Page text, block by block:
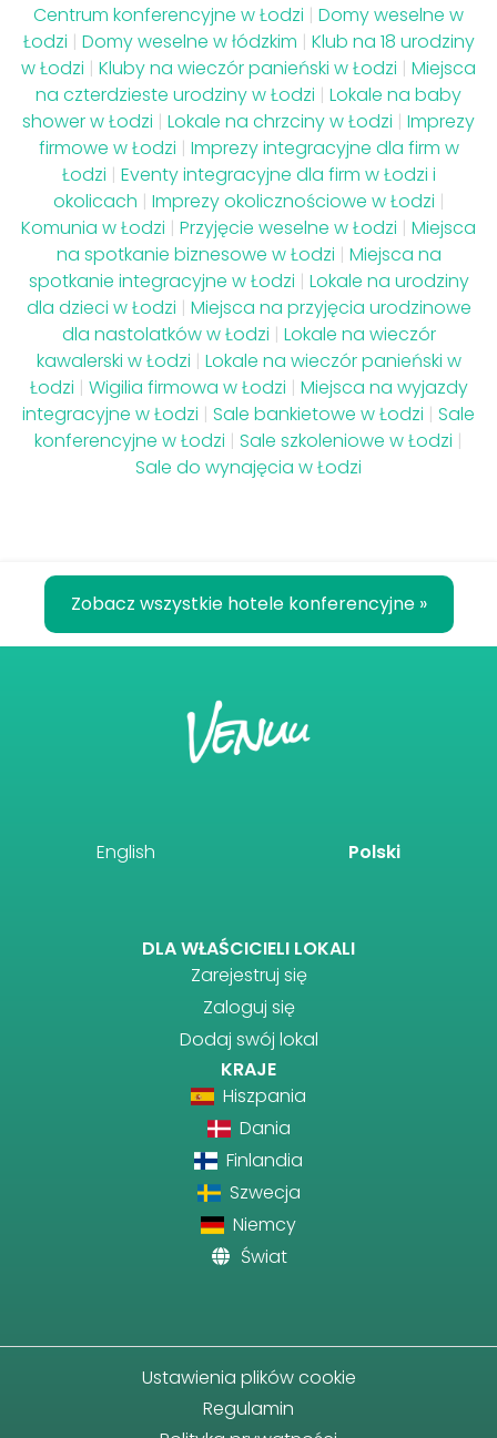
Centrum konferencyjne w Łodzi | Domy weselne w
Łodzi | Domy weselne w łódzkim | Klub na 18 urodziny
w Łodzi | Kluby na wieczór panieński w Łodzi | Miejsca
na czterdzieste urodziny w Łodzi | Lokale na baby
shower w Łodzi | Lokale na chrzciny w Łodzi | Imprezy
firmowe w Łodzi | Imprezy integracyjne dla firm w
Łodzi | Eventy integracyjne dla firm w Łodzi i
okolicach | Imprezy okolicznościowe w Łodzi |
Komunia w Łodzi | Przyjęcie weselne w Łodzi | Miejsca
na spotkanie biznesowe w Łodzi | Miejsca na
spotkanie integracyjne w Łodzi | Lokale na urodziny
dla dzieci w Łodzi | Miejsca na przyjęcia urodzinowe
dla nastolatków w Łodzi | Lokale na wieczór
kawalerski w Łodzi | Lokale na wieczór panieński w
Łodzi | Wigilia firmowa w Łodzi | Miejsca na wyjazdy
integracyjne w Łodzi | Sale bankietowe w Łodzi | Sale
konferencyjne w Łodzi | Sale szkoleniowe w Łodzi |
Sale do wynajęcia w Łodzi
Zobacz wszystkie hotele konferencyjne »
English Polski
DLA WŁAŚCICIELI LOKALI
Zarejestruj się
Zaloguj się
Dodaj swój lokal
KRAJE
Hiszpania
Dania
Finlandia
Szwecja
Niemcy
Świat
Ustawienia plików cookie
Regulamin